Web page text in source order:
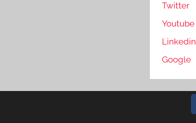
Twitter
Youtube
Linkedin
Google